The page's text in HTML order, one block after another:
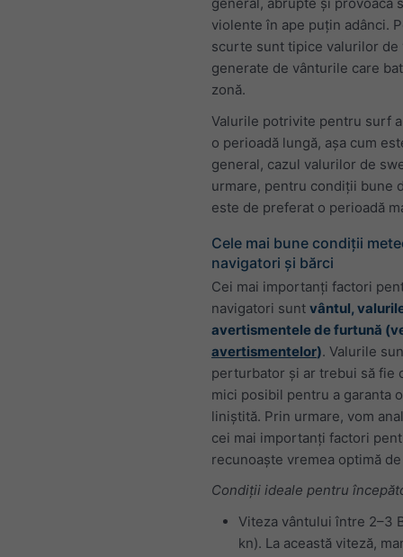
violente în ape puțin adânci.
scurte sunt tipice valurilor de
generate de vânturile care
zonă.
Valurile potrivite pentru surf
o perioadă lungă, așa cum
general, cazul valurilor de
urmare, pentru condiții bune
este de preferat o perioadă
Cele mai bune condiții
navigatori și bărci
Cei mai importanți factori
navigatori sunt vântul,
avertismentele de furtună
avertismentelor). Valurile
perturbator și ar trebui să fie
mici posibil pentru a garanta
liniștită. Prin urmare, vom
cei mai importanți factori
recunoaște vremea optimă
Condiții ideale pentru
Viteza vântului între 2–3
kn). La această viteză,